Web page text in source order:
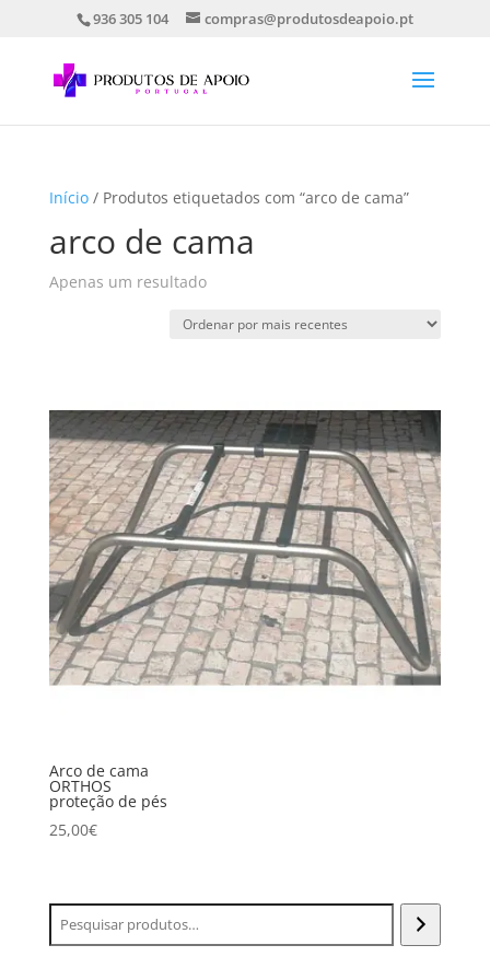
936 305 104 compras@produtosdeapoio.pt
Início/ Produtos etiquetados com “arco de cama”
arco de cama
Apenas um resultado
Arco de cama
ORTHOS
proteção de pés
25,00€